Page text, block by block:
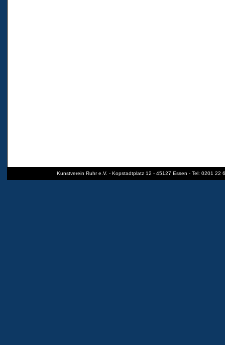
Kunstverein Ruhr e.V. - Kopstadtplatz 12 - 45127 Essen - Tel: 0201